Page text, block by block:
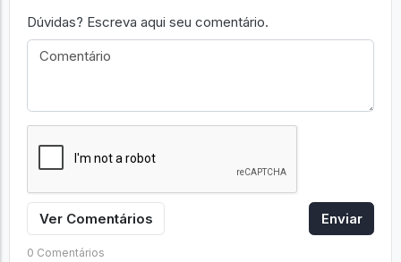
Dúvidas? Escreva aqui seu comentário.
Ver Comentários Enviar
0 Comentários